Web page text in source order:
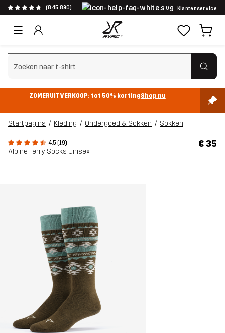
(845.890) Klantenservice
Zoeken wissen
ZOMERUITVERKOOP: tot 50% kortingShop nu
Startpagina Kleding Ondergoed & Sokken Sokken
4.5 (19)
Alpine Terry Socks Unisex
€ 35